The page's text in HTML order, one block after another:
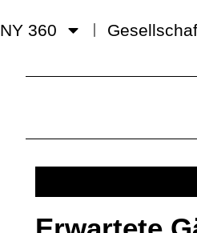
NY 360